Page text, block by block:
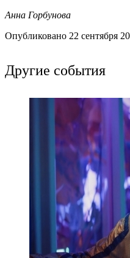
Анна Горбунова
Опубликовано 22 сентября
Другие события